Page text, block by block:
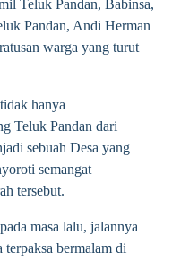
Teluk Pandan, Babinsa,
Pandan, Andi Herman
warga yang turut
hanya
Teluk Pandan dari
sebuah Desa yang
semangat
tersebut.
masa lalu, jalannya
terpaksa bermalam di